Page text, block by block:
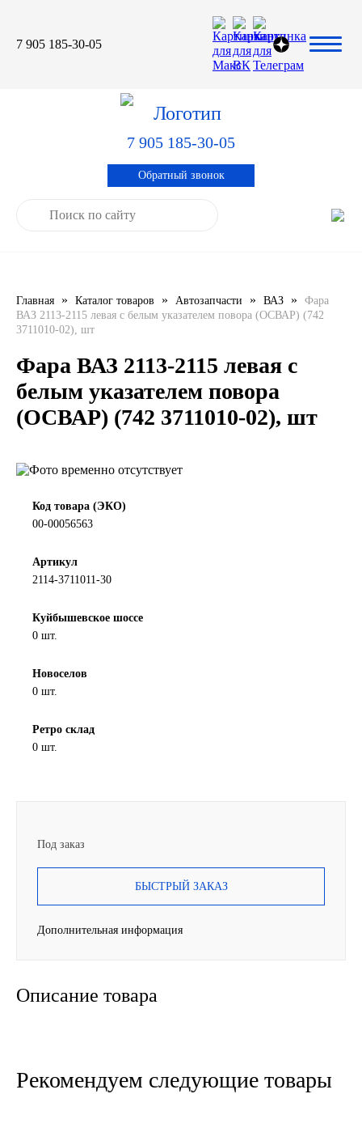
7 905 185-30-05
ELF
IDEMITSU
LUXE
MANNOL
MOBIL
OIL RIGHT
Petro Canada
REPSOL
SINTEC
UNIX
BP VISCO
Специальная оценка условий труда
Применяемость тормозных
Система контроля качества
Сертификация продукции
7 905 185-30-05
Обратный звонок
Главная » Каталог товаров » Автозапчасти » ВАЗ »
Фара
ВАЗ 2113-2115 левая с белым указателем повора (ОСВАР) (742
3711010-02), шт
Фара ВАЗ 2113-2115 левая с
белым указателем повора
(ОСВАР) (742 3711010-02), шт
Код товара (ЭКО)
00-00056563
Артикул
2114-3711011-30
Куйбышевское шоссе
0 шт.
Новоселов
0 шт.
Ретро склад
0 шт.
Под заказ
БЫСТРЫЙ ЗАКАЗ
Дополнительная информация
Описание товара
Рекомендуем следующие товары